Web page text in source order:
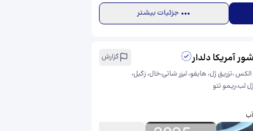
جزئیات بیشتر
آمریکا دلدار
گزارش
الکس ،تزریق ژل، هایفو، لیزر شاتی،خال، زگیل،
لب،ریمو تتو